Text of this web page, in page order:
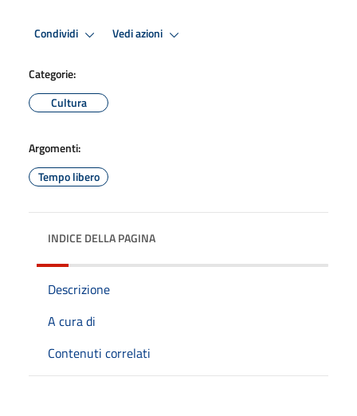
Condividi Vedi azioni
Categorie:
Cultura
Argomenti:
Tempo libero
INDICE DELLA PAGINA
Descrizione
A cura di
Contenuti correlati